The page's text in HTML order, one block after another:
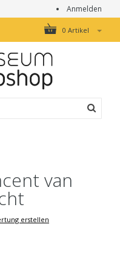
Anmelden
0 Artikel
van
erstellen